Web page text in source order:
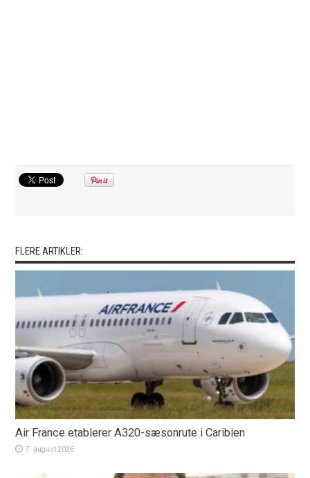
FLERE ARTIKLER:
Air France etablerer A320-sæsonrute i Caribien
7. august 2026